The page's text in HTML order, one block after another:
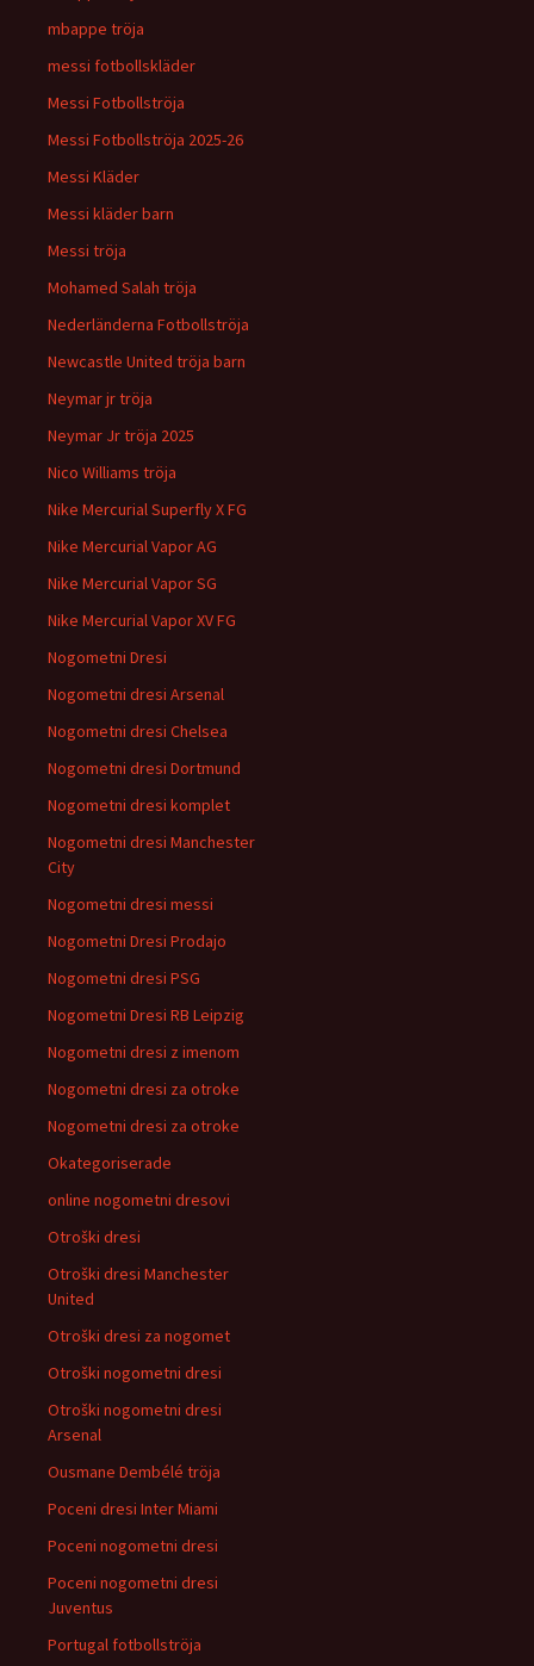
mbappe tröja
messi fotbollskläder
Messi Fotbollströja
Messi Fotbollströja 2025-26
Messi Kläder
Messi kläder barn
Messi tröja
Mohamed Salah tröja
Nederländerna Fotbollströja
Newcastle United tröja barn
Neymar jr tröja
Neymar Jr tröja 2025
Nico Williams tröja
Nike Mercurial Superfly X FG
Nike Mercurial Vapor AG
Nike Mercurial Vapor SG
Nike Mercurial Vapor XV FG
Nogometni Dresi
Nogometni dresi Arsenal
Nogometni dresi Chelsea
Nogometni dresi Dortmund
Nogometni dresi komplet
Nogometni dresi Manchester
City
Nogometni dresi messi
Nogometni Dresi Prodajo
Nogometni dresi PSG
Nogometni Dresi RB Leipzig
Nogometni dresi z imenom
Nogometni dresi za otroke
Nogometni dresi za otroke
Okategoriserade
online nogometni dresovi
Otroški dresi
Otroški dresi Manchester
United
Otroški dresi za nogomet
Otroški nogometni dresi
Otroški nogometni dresi
Arsenal
Ousmane Dembélé tröja
Poceni dresi Inter Miami
Poceni nogometni dresi
Poceni nogometni dresi
Juventus
Portugal fotbollströja